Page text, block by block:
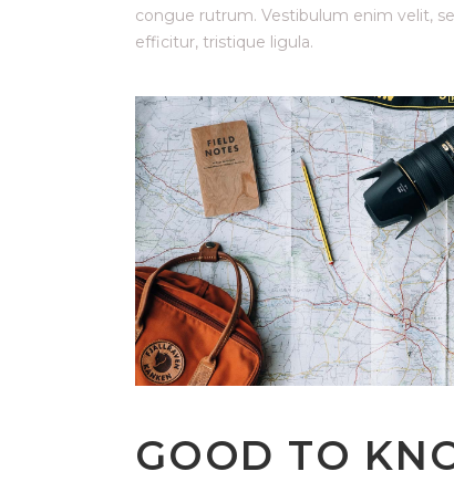
congue rutrum. Vestibulum enim velit,
efficitur, tristique ligula.
GOOD TO